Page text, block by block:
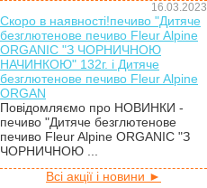
16.03.2023
Скоро в наявності!печиво "Дитяче
безглютенове печиво Fleur Alpine
ORGANIC "З ЧОРНИЧНОЮ
НАЧИНКОЮ" 132г. і Дитяче
безглютенове печиво Fleur Alpine
ORGAN
Повідомляємо про НОВИНКИ -
печиво "Дитяче безглютенове
печиво Fleur Alpine ORGANIC "З
ЧОРНИЧНОЮ ...
Всі акції і новини ►